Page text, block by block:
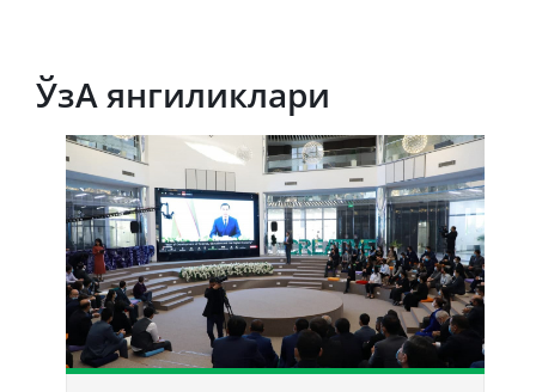
ЎзА янгиликлари